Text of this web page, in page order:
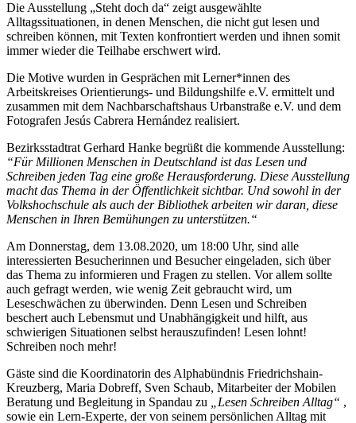
Die Ausstellung „Steht doch da“ zeigt ausgewählte
Alltagssituationen, in denen Menschen, die nicht gut lesen und
schreiben können, mit Texten konfrontiert werden und ihnen somit
immer wieder die Teilhabe erschwert wird.
Die Motive wurden in Gesprächen mit Lerner*innen des
Arbeitskreises Orientierungs- und Bildungshilfe e.V. ermittelt und
zusammen mit dem Nachbarschaftshaus Urbanstraße e.V. und dem
Fotografen Jesús Cabrera Hernández realisiert.
Bezirksstadtrat Gerhard Hanke begrüßt die kommende Ausstellung:
“Für Millionen Menschen in Deutschland ist das Lesen und
Schreiben jeden Tag eine große Herausforderung. Diese Ausstellung
macht das Thema in der Öffentlichkeit sichtbar. Und sowohl in der
Volkshochschule als auch der Bibliothek arbeiten wir daran, diese
Menschen in Ihren Bemühungen zu unterstützen.“
Am Donnerstag, dem 13.08.2020, um 18:00 Uhr, sind alle
interessierten Besucherinnen und Besucher eingeladen, sich über
das Thema zu informieren und Fragen zu stellen. Vor allem sollte
auch gefragt werden, wie wenig Zeit gebraucht wird, um
Leseschwächen zu überwinden. Denn Lesen und Schreiben
beschert auch Lebensmut und Unabhängigkeit und hilft, aus
schwierigen Situationen selbst herauszufinden! Lesen lohnt!
Schreiben noch mehr!
Gäste sind die Koordinatorin des Alphabündnis Friedrichshain-
Kreuzberg, Maria Dobreff, Sven Schaub, Mitarbeiter der Mobilen
Beratung und Begleitung in Spandau zu
„Lesen Schreiben Alltag“ ,
sowie ein Lern-Experte, der von seinem persönlichen Alltag mit